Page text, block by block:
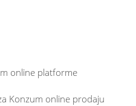
online platforme
Konzum online prodaju